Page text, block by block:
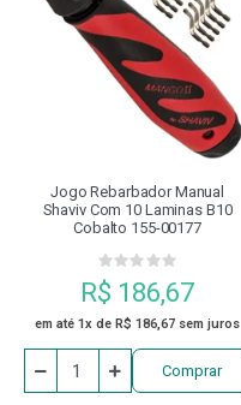
Jogo Rebarbador Manual
Shaviv Com 10 Laminas B10
Cobalto 155-00177
R$ 186,67
em até 1x de R$ 186,67 sem juros
Comprar